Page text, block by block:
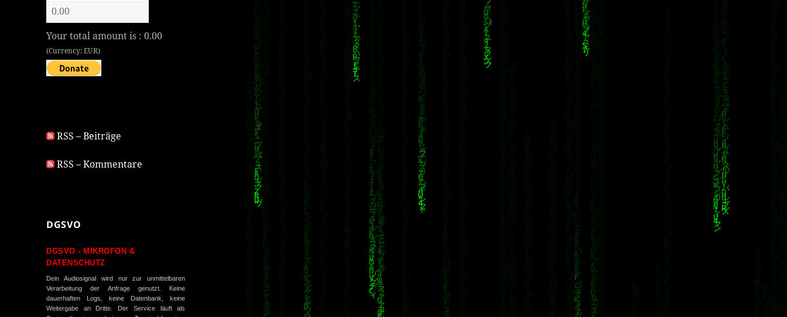
Your total amount is :0.00
(Currency: EUR)
RSS – Beiträge
RSS – Kommentare
DGSVO
DGSVO - MIKROFON &
DATENSCHUTZ
Dein Audiosignal wird nur zur unmittelbaren
Verarbeitung der Anfrage genutzt. Keine
dauerhaften Logs, keine Datenbank, keine
Weitergabe an Dritte. Der Service läuft als